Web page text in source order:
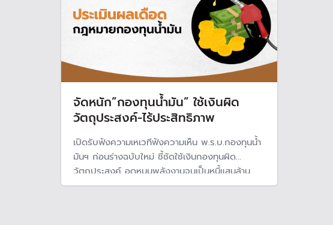
จัดหนัก”กองทุนน้ำมัน” ใช้เงินผิด
วัตถุประสงค์-ไร้ประสิทธิภาพ
เปิดรับฟังความเหเวทีฟังความเห็น พ.ร.บ.กองทุนน้ำ
มันฯ ก่อนร่างฉบับใหม่ ชี้ชัดใช้เงินกองทุนผิด
วัตถุประสงค์ อุดหนุนพลังงานจนเป็นหนี้แสนล้าน
เพราะนิยามไม่ชัดว่าวิกฤตการณ์ด้านน้ำมันเชื้อเพลิง